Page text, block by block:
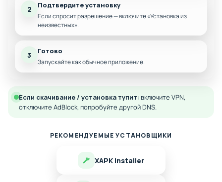
2 Подтвердите установку
Если спросит разрешение — включите «Установка из
неизвестных».
3 Готово
Запускайте как обычное приложение.
Если скачивание / установка тупит: включите VPN,
отключите AdBlock, попробуйте другой DNS.
РЕКОМЕНДУЕМЫЕ УСТАНОВЩИКИ
XAPK Installer